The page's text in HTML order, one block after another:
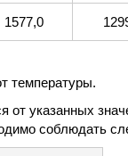
1577,0
температуры.
от указанных
соблюдать